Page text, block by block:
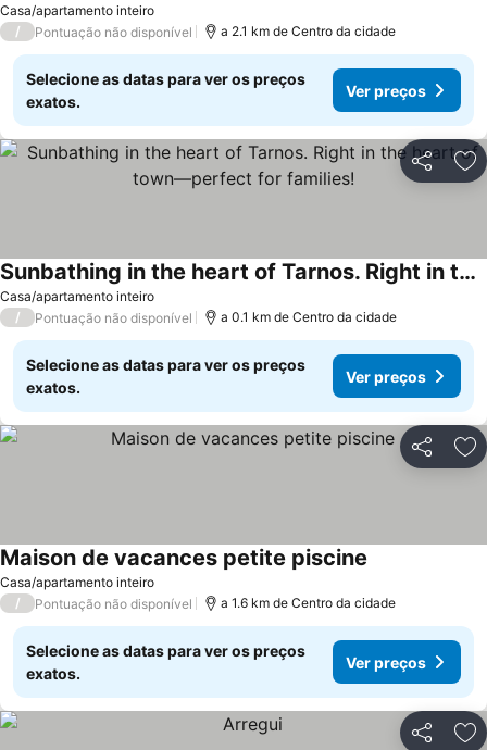
Casa/apartamento inteiro
Ver preços
/ Pontuação não disponível a 2.1 km de Centro da cidade
Selecione as datas para ver os preços
exatos.
Ver preços
Partilhar
Casa/apartamento inteiro
Sunbathing in the heart of Tarnos. Right in the heart of town—perfect for families!
Ver preços
/ Pontuação não disponível a 0.1 km de Centro da cidade
Selecione as datas para ver os preços
exatos.
Ver preços
Partilhar
Casa/apartamento inteiro
Maison de vacances petite piscine
/ Pontuação não disponível a 1.6 km de Centro da cidade
Selecione as datas para ver os preços
exatos.
Ver preços
Partilhar